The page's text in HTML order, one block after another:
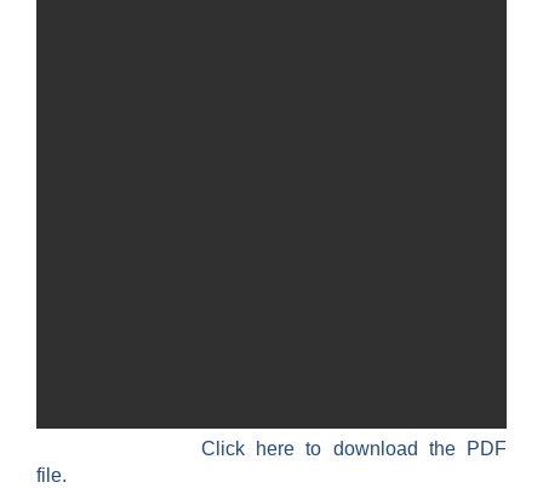
Click here to download the PDF
file.